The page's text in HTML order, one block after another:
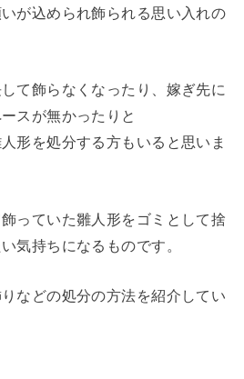
が込められ飾られる思い入れの
て飾らなくなったり、嫁ぎ先に
スが無かったりと
形を処分する方もいると思いま
っていた雛人形をゴミとして捨
気持ちになるものです。
などの処分の方法を紹介してい